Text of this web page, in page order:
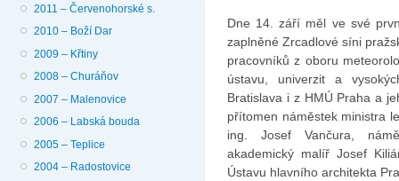
2011 – Červenohorské s.
2010 – Boží Dar
2009 – Křtiny
2008 – Churáňov
2007 – Malenovice
2006 – Labská bouda
2005 – Teplice
2004 – Radostovice
Dne 14. září měl ve své
zaplněné Zrcadlové síni
pracovníků z oboru
ústavu, univerzit a
Bratislava i z HMÚ Praha a
přítomen ná­městek ministra
ing. Josef Vančura,
akademický malíř Josef
Ústavu hlavního architekta